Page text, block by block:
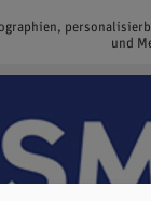
und